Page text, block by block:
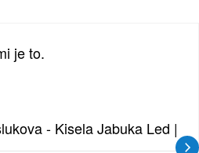
Šumskog Voća
je to.
- Kisela Jabuka Led |